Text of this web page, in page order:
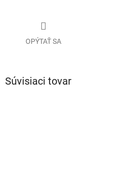
OPÝTAŤ SA
Súvisiaci tovar